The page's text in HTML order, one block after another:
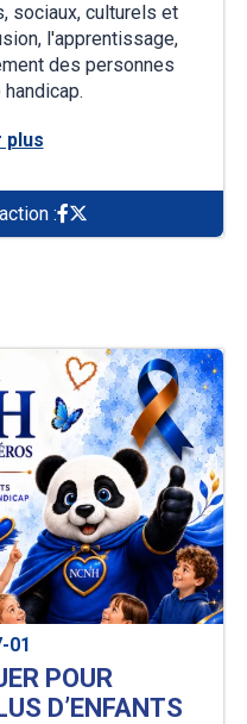
sociaux, culturels et
l'apprentissage,
des personnes
plus
:
01
POUR
D’ENFANTS